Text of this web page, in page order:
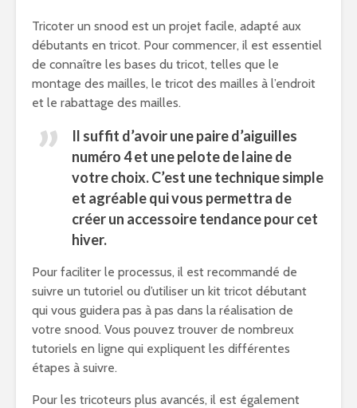
Tricoter un snood est un projet facile, adapté aux
débutants en tricot. Pour commencer, il est essentiel
de connaître les bases du tricot, telles que le
montage des mailles, le tricot des mailles à l’endroit
et le rabattage des mailles.
Il suffit d’avoir une paire d’aiguilles
numéro 4 et une pelote de laine de
votre choix. C’est une technique simple
et agréable qui vous permettra de
créer un accessoire tendance pour cet
hiver.
Pour faciliter le processus, il est recommandé de
suivre un tutoriel ou d’utiliser un kit tricot débutant
qui vous guidera pas à pas dans la réalisation de
votre snood. Vous pouvez trouver de nombreux
tutoriels en ligne qui expliquent les différentes
étapes à suivre.
Pour les tricoteurs plus avancés, il est également